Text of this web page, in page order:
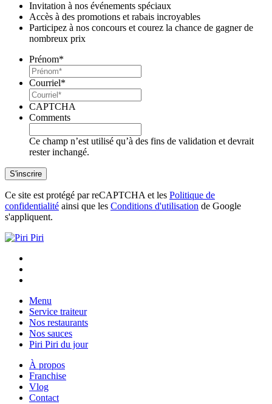
Invitation à nos événements spéciaux
Accès à des promotions et rabais incroyables
Participez à nos concours et courez la chance de gagner de
nombreux prix
Prénom*
Courriel*
CAPTCHA
Comments
Ce champ n’est utilisé qu’à des fins de validation et devrait
rester inchangé.
Ce site est protégé par reCAPTCHA et les Politique de
confidentialité ainsi que les Conditions d'utilisation de Google
s'appliquent.
Menu
Service traiteur
Nos restaurants
Nos sauces
Piri Piri du jour
À propos
Franchise
Vlog
Contact